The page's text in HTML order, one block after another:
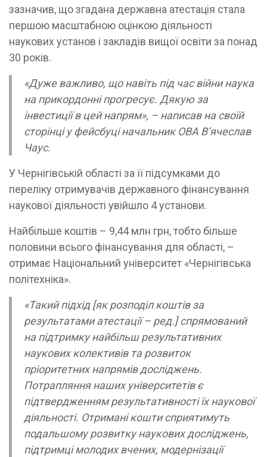
зазначив, що згадана державна атестація стала
першою масштабною оцінкою діяльності
наукових установ і закладів вищої освіти за понад
30 років.
«Дуже важливо, що навіть під час війни наука
на прикордонні прогресує. Дякую за
інвестиції в цей напрям», – написав на своїй
сторінці у фейсбуці начальник ОВА В’ячеслав
Чаус.
У Чернігівській області за її підсумками до
переліку отримувачів державного фінансування
наукової діяльності увійшло 4 установи.
Найбільше коштів – 9,44 млн грн, тобто більше
половини всього фінансування для області, –
отримає Національний університет «Чернігівська
політехніка».
«Такий підхід [як розподіл коштів за
результатами атестації – ред.] спрямований
на підтримку найбільш результативних
наукових колективів та розвиток
пріоритетних напрямів досліджень.
Потрапляння наших університетів є
підтвердженням результативності їх наукової
діяльності. Отримані кошти сприятимуть
подальшому розвитку наукових досліджень,
підтримці молодих вчених, модернізації